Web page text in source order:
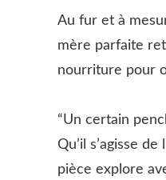
Au fur et à
mère parfaite
nourriture pour
“Un certain
Qu’il s’agisse
pièce explore